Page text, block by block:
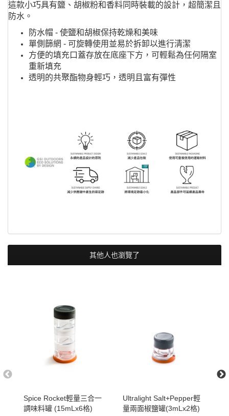
這款小巧具有鹽、胡椒粉和香料同時裝載的設計，超簡潔且
防水。
防水帽 - 使鹽和胡椒保持乾燥和美味
單側篩網 - 可旋轉使用並易於拆卸以進行清潔
方便的填充口蓋存放在底座下方，可輕鬆為任何隔室
重新填充
透明的共聚酯物身輕巧，透明且富有彈性
其他人也瀏覽了
Spice Rocket輕量三合一
調味料罐 (15mLx6格)
Ultralight Salt+Pepper輕
量兩面椒鹽罐(3mLx2格)